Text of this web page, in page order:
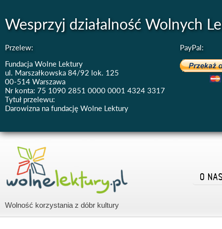
Wesprzyj działalność Wolnych
Przelew:
Fundacja Wolne Lektury
ul. Marszałkowska 84/92 lok. 125
00-514 Warszawa
Nr konta: 75 1090 2851 0000 0001 4324 3317
Tytuł przelewu:
Darowizna na fundację Wolne Lektury
PayPal:
Wolność korzystania z dóbr kultury
O